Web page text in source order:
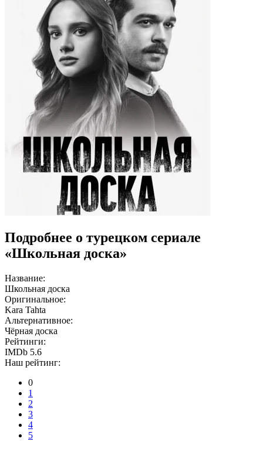
Подробнее о турецком сериале
«Школьная доска»
Название:
Школьная доска
Оригинальное:
Kara Tahta
Альтернативное:
Чёрная доска
Рейтинги:
IMDb 5.6
Наш рейтинг:
0
1
2
3
4
5